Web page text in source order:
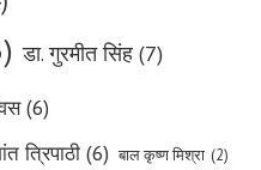
डा. गुरमीत सिंह (7)
(6)
त्रिपाठी (6) बाल कृष्ण मिश्रा (2)